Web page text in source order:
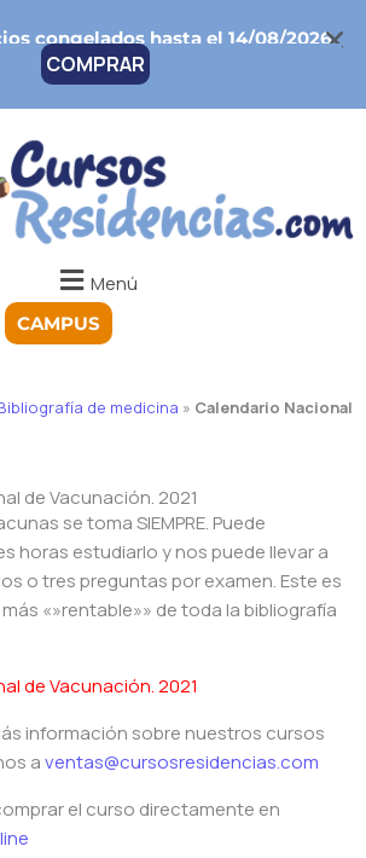
congelados hasta el 14/08/2026
COMPRAR
Menú
CAMPUS
de medicina » Calendario Nacional
de Vacunación. 2021
se toma SIEMPRE. Puede
horas estudiarlo y nos puede llevar a
o tres preguntas por examen. Este es
«»rentable»» de toda la bibliografía
de Vacunación. 2021
información sobre nuestros cursos
aventas@cursosresidencias.com
el curso directamente en